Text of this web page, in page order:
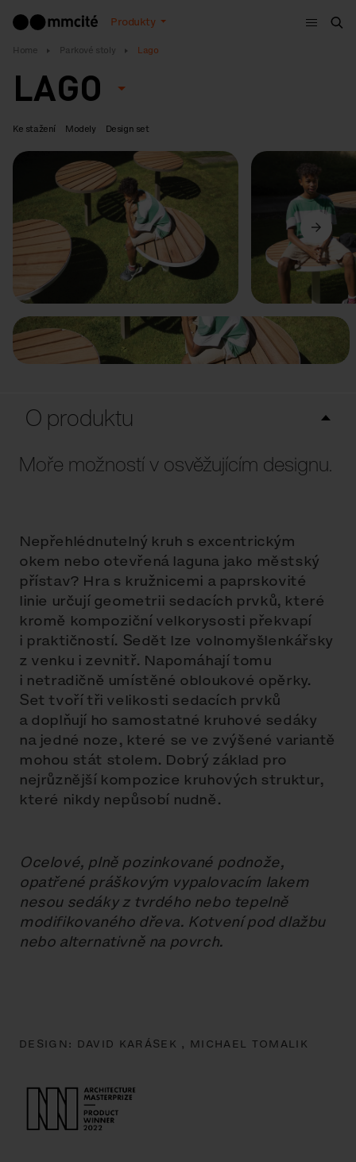
Produkty
Menu
Home Parkové stoly Lago
LAGO
Ke stažení Modely Design set
Předchozí Další
O produktu
Moře možností v osvěžujícím designu.
Nepřehlédnutelný kruh s excentrickým
okem nebo otevřená laguna jako městský
přístav? Hra s kružnicemi a paprskovité
linie určují geometrii sedacích prvků, které
kromě kompoziční velkorysosti překvapí
i praktičností. Sedět lze volnomyšlenkářsky
z venku i zevnitř. Napomáhají tomu
i netradičně umístěné obloukové opěrky.
Set tvoří tři velikosti sedacích prvků
a doplňují ho samostatné kruhové sedáky
na jedné noze, které se ve zvýšené variantě
mohou stát stolem. Dobrý základ pro
nejrůznější kompozice kruhových struktur,
které nikdy nepůsobí nudně.
Ocelové, plně pozinkované podnože,
opatřené práškovým vypalovacím lakem
nesou sedáky z tvrdého nebo tepelně
modifikovaného dřeva. Kotvení pod dlažbu
nebo alternativně na povrch.
DESIGN: DAVID KARÁSEK , MICHAEL TOMALIK